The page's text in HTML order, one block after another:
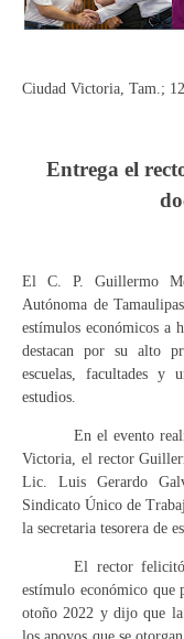
Ciudad Victoria, Tam.;
Entrega el
El C. P. Guillermo
Autónoma de
estímulos económicos a
destacan por su alto
escuelas, facultades y
estudios.
En el evento
Victoria, el rector
Lic. Luis Gerardo
Sindicato Único de
la secretaria tesorera de
El rector felicitó
estímulo económico que
otoño 2022 y dijo que